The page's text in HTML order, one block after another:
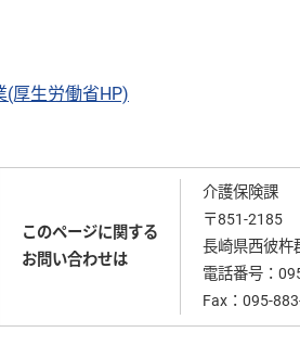
(厚生労働省HP)
このページに関する
お問い合わせは
介護保険課
〒851-2185
長崎県西彼杵
電話番号：
Fax：095-